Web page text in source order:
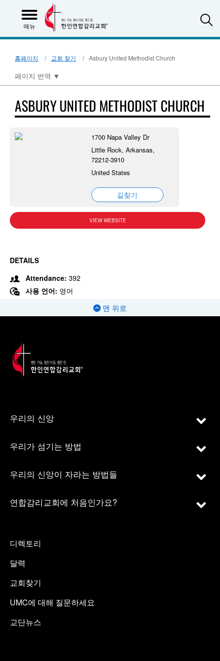
메뉴
홈페이지 교회 찾기 Asbury United Methodist Church
페이지 번역 ▼
ASBURY UNITED METHODIST CHURCH
1700 Napa Valley Dr
Little Rock, Arkansas,
72212-3910
United States
길찾기
VIEW WEBSITE
DETAILS
Attendance: 392
사용 언어: 영어
맨 위로
우리의 신앙
우리가 섬기는 방법
우리의 신앙이 자라는 방법들
연합감리교회에 처음인가요?
디렉토리
달력
교회찾기
UMC에 대해 질문하세요
교단뉴스